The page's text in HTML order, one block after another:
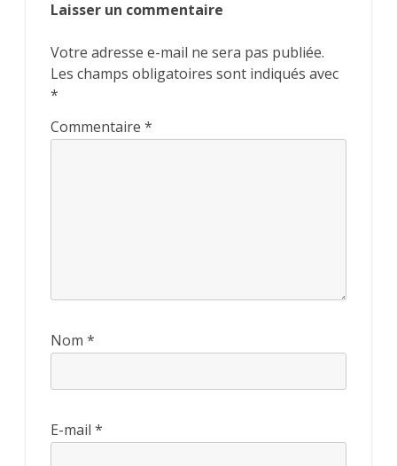
Laisser un commentaire
Votre adresse e-mail ne sera pas publiée.
Les champs obligatoires sont indiqués avec
*
Commentaire *
Nom *
E-mail *